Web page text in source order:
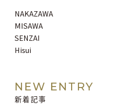
NAKAZAWA
MISAWA
SENZAI
Hisui
NEW ENTRY
新着記事